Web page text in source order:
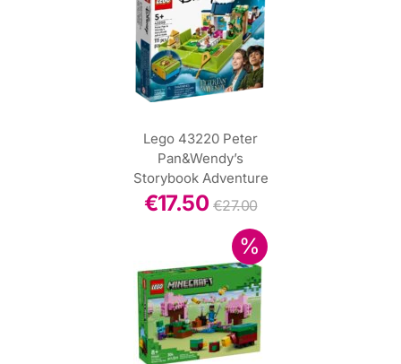
Lego 43220 Peter
Pan&Wendy’s
Storybook Adventure
€17.50 €27.00